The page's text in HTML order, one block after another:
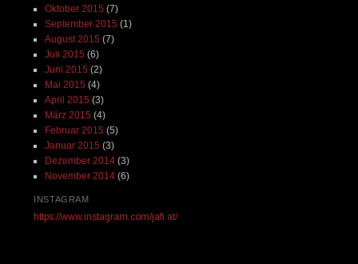
Oktober 2015 (7)
September 2015 (1)
August 2015 (7)
Juli 2015 (6)
Juni 2015 (2)
Mai 2015 (4)
April 2015 (3)
März 2015 (4)
Februar 2015 (5)
Januar 2015 (3)
Dezember 2014(3)
November 2014(6)
INSTAGRAM
https://www.instagram.com/jafi.at/